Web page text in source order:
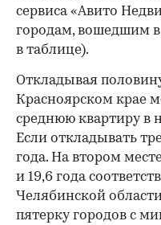
сервиса «Авито
городам, вошедшим в
в таблице).
Откладывая
Красноярском крае
среднюю квартиру в
Если откладывать
года. На втором
и 19,6 года
Челябинской
пятерку городов с